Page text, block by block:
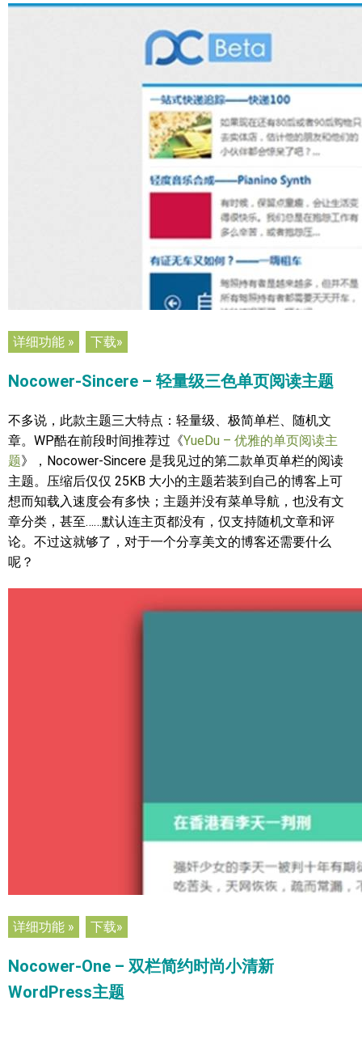
详细功能 » 下载»
Nocower-Sincere – 轻量级三色单页阅读主题
不多说，此款主题三大特点：轻量级、极简单栏、随机文
章。WP酷在前段时间推荐过《YueDu – 优雅的单页阅读主
题》，Nocower-Sincere 是我见过的第二款单页单栏的阅读
主题。压缩后仅仅 25KB 大小的主题若装到自己的博客上可
想而知载入速度会有多快；主题并没有菜单导航，也没有文
章分类，甚至……默认连主页都没有，仅支持随机文章和评
论。不过这就够了，对于一个分享美文的博客还需要什么
呢？
详细功能 » 下载»
Nocower-One – 双栏简约时尚小清新
WordPress主题